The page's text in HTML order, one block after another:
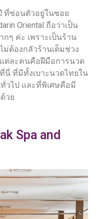
ที่ซ่อนตัวอยู่ในซอย
Oriental ถือว่าเป็น
ๆ ค่ะ เพราะเป็นร้าน
ต้องกลัวร้านเต็มช่วง
ต่ละคนคือฝีมือการนวด
นี่ ที่มีทั้งเบาะนวดไทยใน
วไป และที่พิเศษคือมี
วย
Spa and